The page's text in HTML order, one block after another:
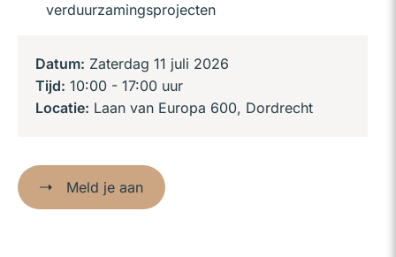
verduurzamingsprojecten
Datum: Zaterdag 11 juli 2026
Tijd: 10:00 - 17:00 uur
Locatie: Laan van Europa 600, Dordrecht
Meld je aan